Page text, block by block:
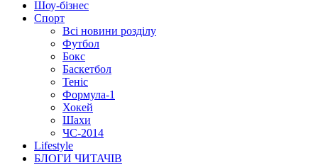
Шоу-бізнес
Спорт
Всі новини розділу
Футбол
Бокс
Баскетбол
Теніс
Формула-1
Хокей
Шахи
ЧС-2014
Lifestyle
БЛОГИ ЧИТАЧІВ